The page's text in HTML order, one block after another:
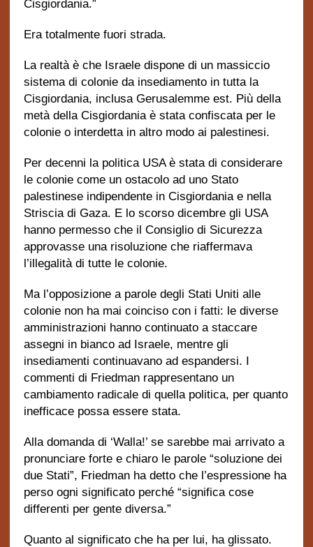
Cisgiordania.”
Era totalmente fuori strada.
La realtà è che Israele dispone di un massiccio
sistema di colonie da insediamento in tutta la
Cisgiordania, inclusa Gerusalemme est. Più della
metà della Cisgiordania è stata confiscata per le
colonie o interdetta in altro modo ai palestinesi.
Per decenni la politica USA è stata di considerare
le colonie come un ostacolo ad uno Stato
palestinese indipendente in Cisgiordania e nella
Striscia di Gaza. E lo scorso dicembre gli USA
hanno permesso che il Consiglio di Sicurezza
approvasse una risoluzione che riaffermava
l’illegalità di tutte le colonie.
Ma l’opposizione a parole degli Stati Uniti alle
colonie non ha mai coinciso con i fatti: le diverse
amministrazioni hanno continuato a staccare
assegni in bianco ad Israele, mentre gli
insediamenti continuavano ad espandersi. I
commenti di Friedman rappresentano un
cambiamento radicale di quella politica, per quanto
inefficace possa essere stata.
Alla domanda di ‘Walla!’ se sarebbe mai arrivato a
pronunciare forte e chiaro le parole “soluzione dei
due Stati”, Friedman ha detto che l’espressione ha
perso ogni significato perché “significa cose
differenti per gente diversa.”
Quanto al significato che ha per lui, ha glissato.